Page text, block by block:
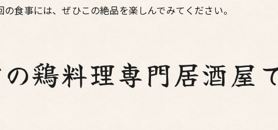
専門店ならではの豊富な鶏料理メニュー
温かい雰囲気で迎える居酒屋
お店のスタッフもフレンドリー
食事には、ぜひこの絶品を楽しんでみてください。
鶏料理専門居酒屋